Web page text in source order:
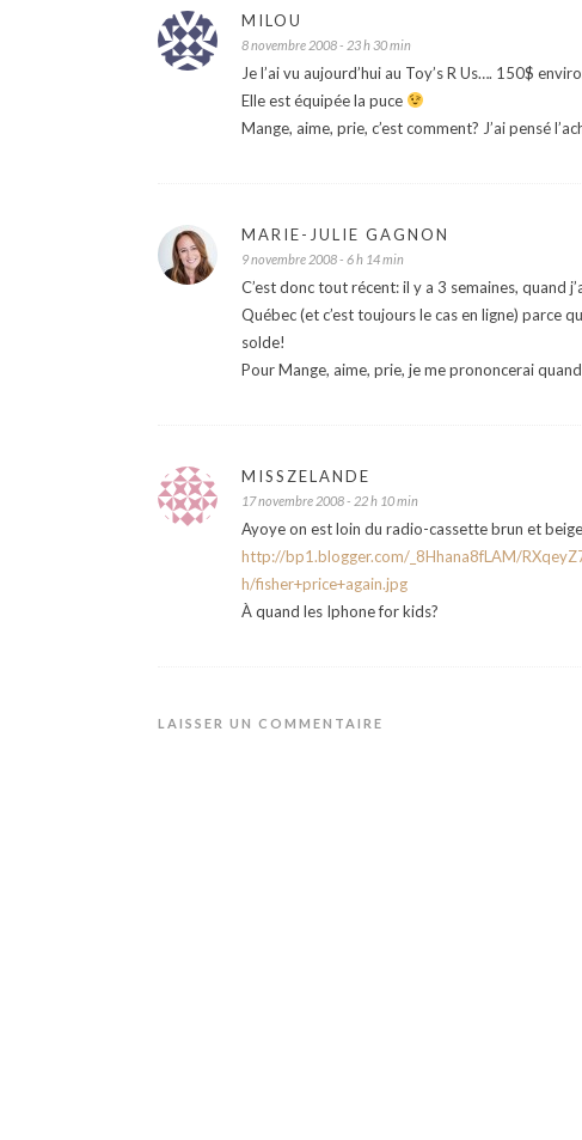
MILOU
8 novembre 2008 - 23 h 30 min
Je l’ai vu aujourd’hui au Toy’s R Us…. 150$
Elle est équipée la puce
Mange, aime, prie, c’est comment? J’ai pensé
MARIE-JULIE GAGNON
9 novembre 2008 - 6 h 14 min
C’est donc tout récent: il y a 3 semaines, quand
Québec (et c’est toujours le cas en ligne) parce
solde!
Pour Mange, aime, prie, je me prononcerai
MISSZELANDE
17 novembre 2008 - 22 h 10 min
Ayoye on est loin du radio-cassette brun et
http://bp1.blogger.com/_8Hhana8fLAM/
h/fisher+price+again.jpg
À quand les Iphone for kids?
LAISSER UN COMMENTAIRE